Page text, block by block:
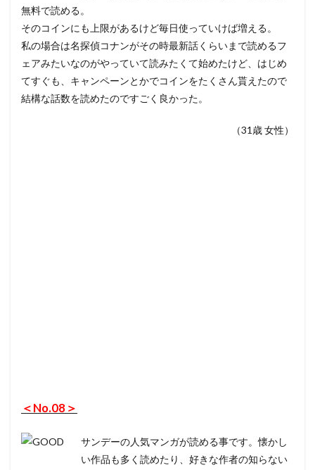
無料で読める。
そのコインにも上限があるけど毎日使っていけば増える。
私の場合は名探偵コナンがその時最新話くらいまで読めるフ
ェアみたいなのがやっていて読みたくて始めたけど、はじめ
てすぐも、キャンペーンとかでコインをたくさん貰えたので
結構な話数を読めたのですごく良かった。
（31歳 女性）
＜No.08＞
サンデーの人気マンガが読める事です。懐かし
い作品も多く読めたり、好きな作者の知らない